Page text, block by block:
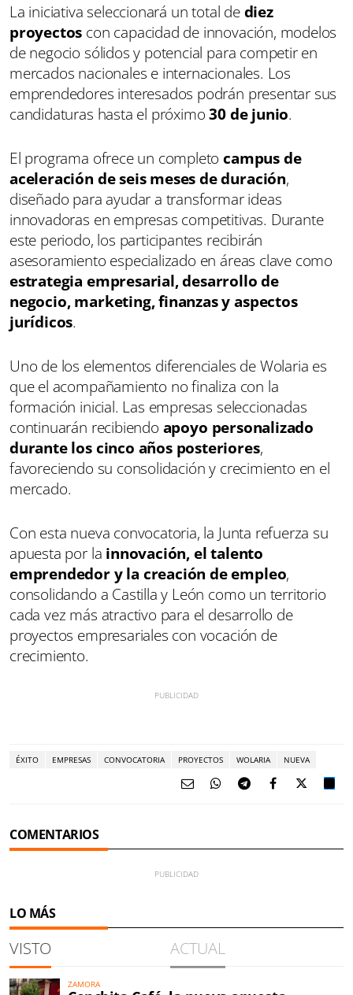
La iniciativa seleccionará un total dediez
proyectos con capacidad de innovación, modelos
de negocio sólidos y potencial para competir en
mercados nacionales e internacionales. Los
emprendedores interesados podrán presentar sus
candidaturas hasta el próximo30 de junio.
El programa ofrece un completocampus de
aceleración de seis meses de duración,
diseñado para ayudar a transformar ideas
innovadoras en empresas competitivas. Durante
este periodo, los participantes recibirán
asesoramiento especializado en áreas clave como
estrategia empresarial, desarrollo de
negocio, marketing, finanzas y aspectos
jurídicos.
Uno de los elementos diferenciales de Wolaria es
que el acompañamiento no finaliza con la
formación inicial. Las empresas seleccionadas
continuarán recibiendo apoyo personalizado
durante los cinco años posteriores,
favoreciendo su consolidación y crecimiento en el
mercado.
Con esta nueva convocatoria, la Junta refuerza su
apuesta por la innovación, el talento
emprendedor y la creación de empleo,
consolidando a Castilla y León como un territorio
cada vez más atractivo para el desarrollo de
proyectos empresariales con vocación de
crecimiento.
ÉXITO EMPRESAS CONVOCATORIA PROYECTOS WOLARIA NUEVA
COMENTARIOS
LO MÁS
VISTO ACTUAL
ZAMORA